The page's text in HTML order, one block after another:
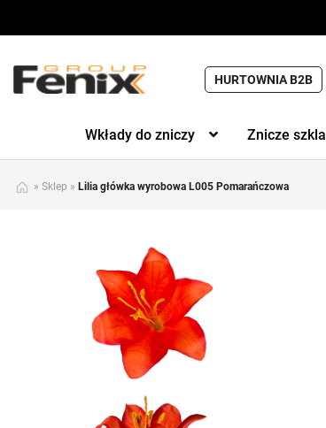
HURTOWNIA B2B
Wkłady do zniczy Znicze
» Sklep » Lilia główka wyrobowa L005 Pomarańczowa